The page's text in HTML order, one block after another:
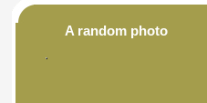
A random photo